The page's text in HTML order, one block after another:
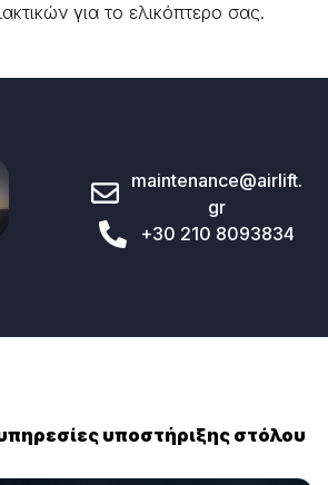
για το ελικόπτερο σας.
maintenance@airlift.
gr
+30 210 8093834
υποστήριξης στόλου